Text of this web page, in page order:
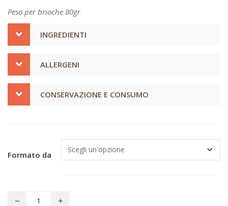
Peso per brioche 80gr
INGREDIENTI
ALLERGENI
CONSERVAZIONE E CONSUMO
Formato da